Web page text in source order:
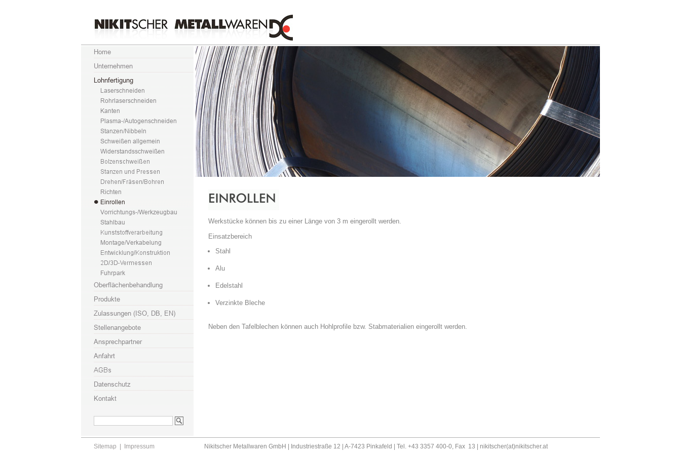
Werkstücke können bis zu einer Länge von 3 m eingerollt werden.
Einsatzbereich
Stahl
Alu
Edelstahl
Verzinkte Bleche
Neben den Tafelblechen können auch Hohlprofile bzw. Stabmaterialien eingerollt werden.
Sitemap Impressum Nikitscher Metallwaren GmbH | Industriestraße 12 | A-7423 Pinkafeld | Tel. +43 3357 400-0, Fax 13 | nikitscher(at)nikitscher.at